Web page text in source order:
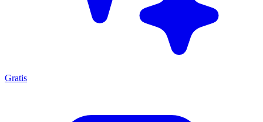
Gratis